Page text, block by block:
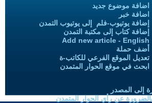
اضافة موضوع جديد
اضافة خبر
إضافة يوتيوب-فلم إلى يوتيوب التمدن
إضافة كتاب إلى مكتبة التمدن
Add new article - English
أضف حملة
تعديل الموقع الفرعي للكاتب-ة
ابحث في موقع الحوار المتمدن
إلى المصدر
عن رأي الحوار المتمدن